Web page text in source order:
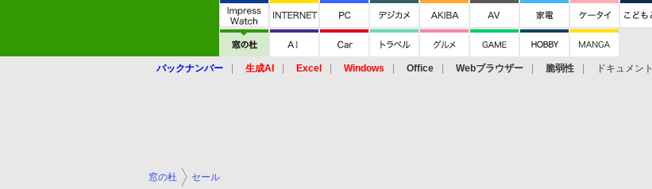
バックナンバー 生成AI Excel Windows Office Webブラウザー 脆弱性 ドキュメント
窓の杜 セール